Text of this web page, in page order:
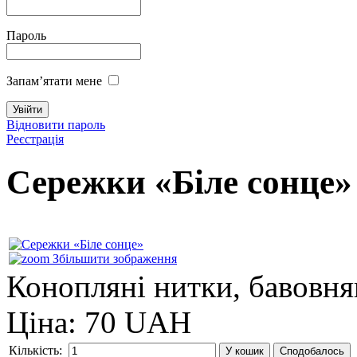
Пароль
Запам’ятати мене
Відновити пароль
Реєстрація
Сережки «Біле
Збільшити зображення
Конопляні нитки,
Ціна: 70 UAH
Кількість: